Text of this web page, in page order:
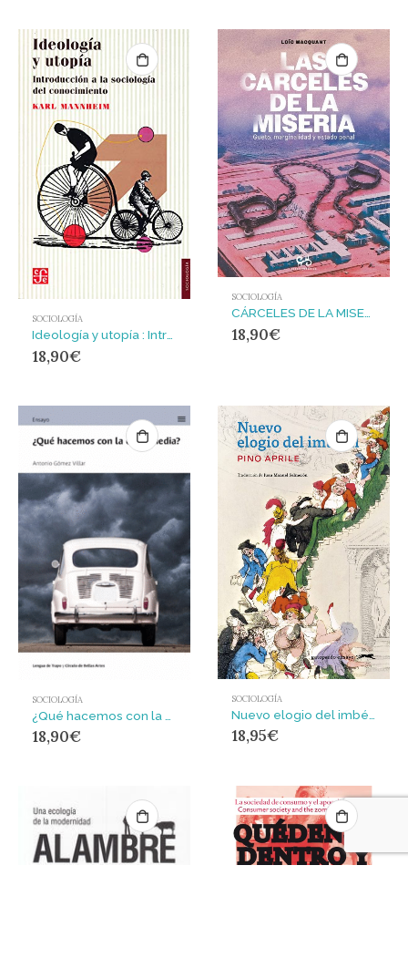
SOCIOLOGÍA
Ideología y utopía : Introducción a la sociología del conocimiento
18,90€
SOCIOLOGÍA
18,90€
SOCIOLOGÍA
18,90€
SOCIOLOGÍA
18,95€